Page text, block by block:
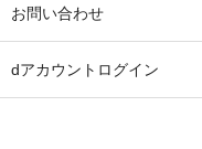
お問い合わせ
dアカウントログイン